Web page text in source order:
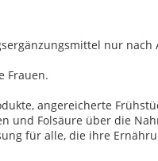
nur
Frauen.
angereicherte
und Folsäure über die
für alle, die ihre